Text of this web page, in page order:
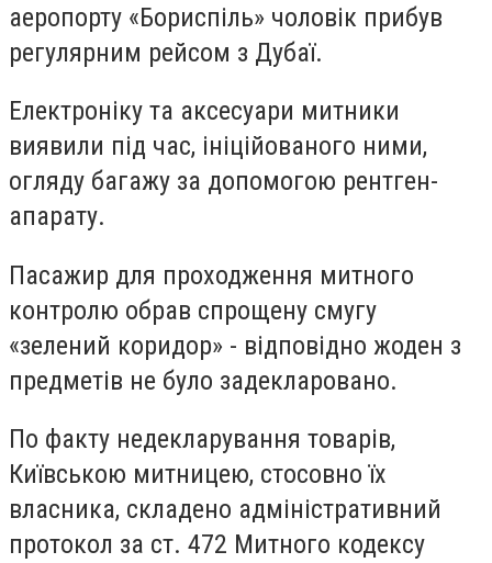
аеропорту «Бориспіль» чоловік прибув
регулярним рейсом з Дубаї.
Електроніку та аксесуари митники
виявили під час, ініційованого ними,
огляду багажу за допомогою рентген-
апарату.
Пасажир для проходження митного
контролю обрав спрощену смугу
«зелений коридор» - відповідно жоден з
предметів не було задекларовано.
По факту недекларування товарів,
Київською митницею, стосовно їх
власника, складено адміністративний
протокол за ст. 472 Митного кодексу